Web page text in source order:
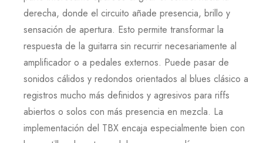
derecha, donde el circuito añade presencia, brillo y
sensación de apertura. Esto permite transformar la
respuesta de la guitarra sin recurrir necesariamente al
amplificador o a pedales externos. Puede pasar de
sonidos cálidos y redondos orientados al blues clásico a
registros mucho más definidos y agresivos para riffs
abiertos o solos con más presencia en mezcla. La
implementación del TBX encaja especialmente bien con